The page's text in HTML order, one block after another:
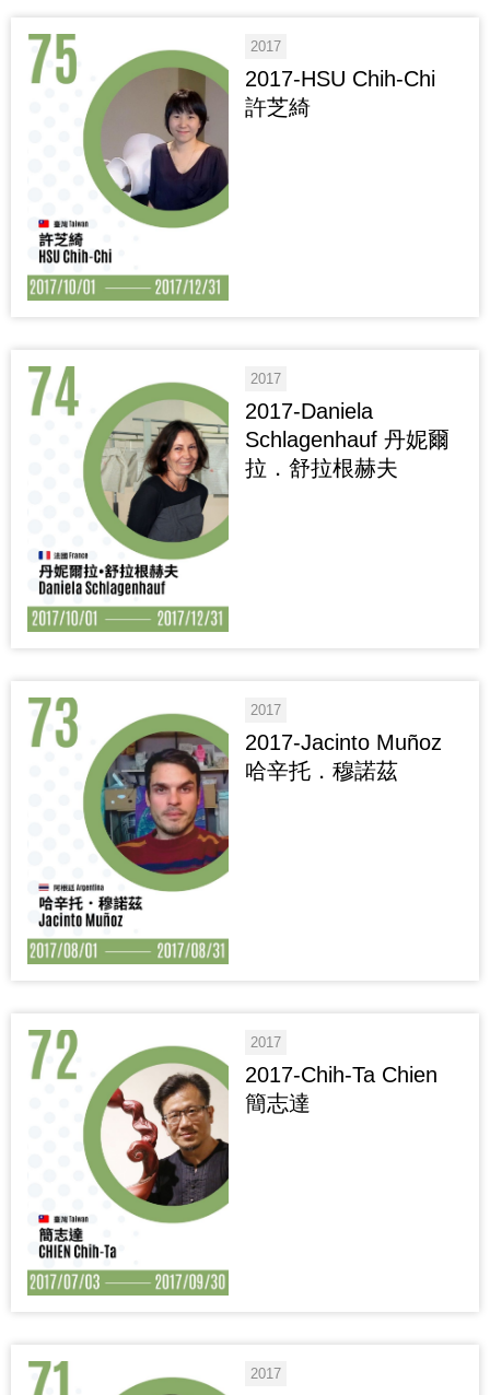
2017
2017-HSU Chih-Chi
許芝綺
2017
2017-Daniela
Schlagenhauf 丹妮爾
拉．舒拉根赫夫
2017
2017-Jacinto Muñoz
哈辛托．穆諾茲
2017
2017-Chih-Ta Chien
簡志達
2017